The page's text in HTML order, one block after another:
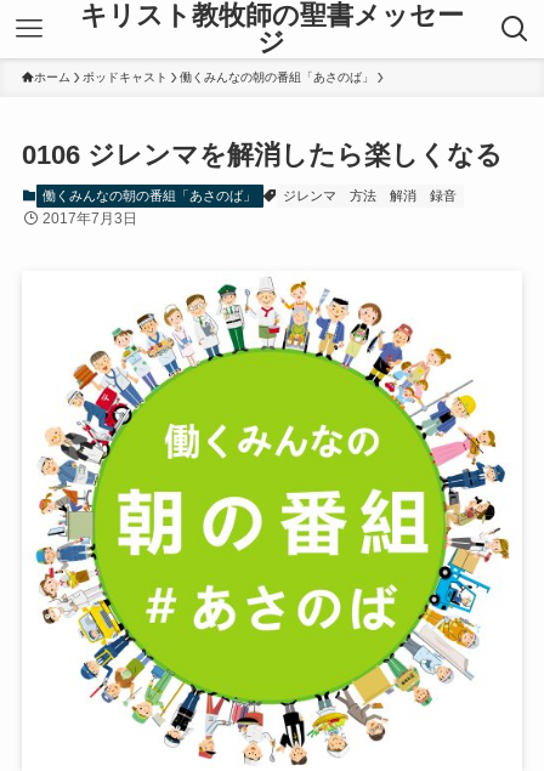
キリスト教牧師の聖書メッセー
ジ
ホーム ポッドキャスト 働くみんなの朝の番組「あさのば」
0106 ジレンマを解消したら楽しくなる
働くみんなの朝の番組「あさのば」 ジレンマ 方法 解消 録音
2017年7月3日